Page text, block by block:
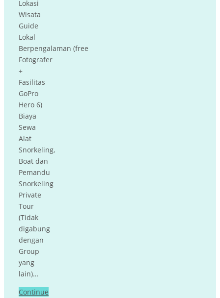
Lokasi
Wisata
Guide
Lokal
Berpengalaman (free
Fotografer
+
Fasilitas
GoPro
Hero 6)
Biaya
Sewa
Alat
Snorkeling,
Boat dan
Pemandu
Snorkeling
Private
Tour
(Tidak
digabung
dengan
Group
yang
lain)…
Continue